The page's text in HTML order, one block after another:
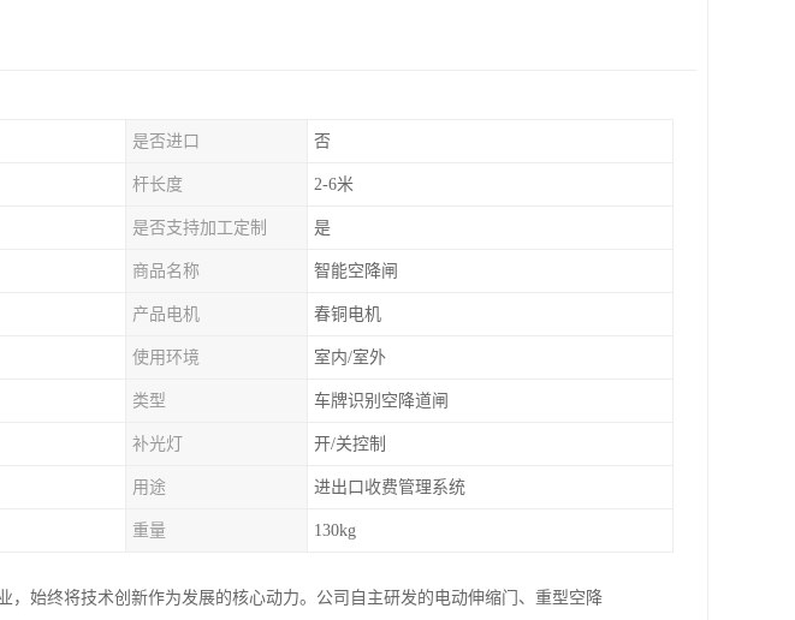
是否进口 否
杆长度 2-6米
是否支持加工定制 是
商品名称 智能空降闸
产品电机 春铜电机
使用环境 室内/室外
类型 车牌识别空降道闸
补光灯 开/关控制
用途 进出口收费管理系统
重量 130kg
，始终将技术创新作为发展的核心动力。公司自主研发的电动伸缩门、重型空降